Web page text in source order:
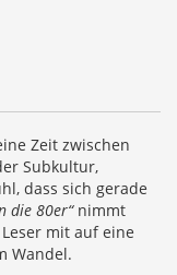
Zeit zwischen
Subkultur,
dass sich gerade
die 80er“nimmt
mit auf eine
Wandel.